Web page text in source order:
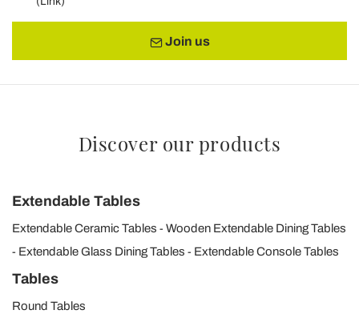
Join us
Discover our products
Extendable Tables
Extendable Ceramic Tables
Wooden Extendable Dining Tables
Extendable Glass Dining Tables
Extendable Console Tables
Tables
Round Tables